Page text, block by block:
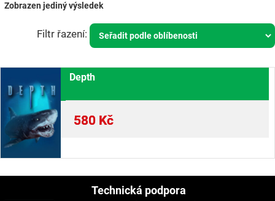
Zobrazen jediný výsledek
Depth
580 Kč
Technická podpora